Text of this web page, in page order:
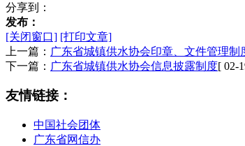
分享到：
发布：
[关闭窗口] [打印文章]
上一篇： 广东省城镇供水协会印章、文件管理制
下一篇： 广东省城镇供水协会信息披露制度[ 02-
友情链接：
中国社会团体
广东省网信办